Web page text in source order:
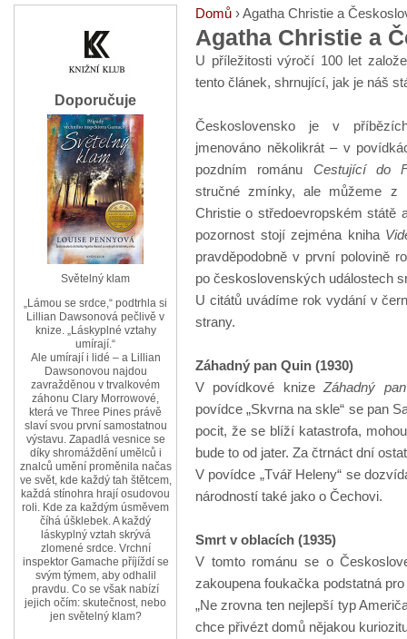
Domů › Agatha Christie a
Agatha Christie a
U příležitosti výročí 100 let
tento článek, shrnující, jak je náš
Československo je v
jmenováno několikrát – v
pozdním románu Cestující do
stručné zmínky, ale můžeme z
Christie o středoevropském státě
pozornost stojí zejména kniha
pravděpodobně v první polovině
po československých událostech
U citátů uvádíme rok vydání v
strany.
Záhadný pan Quin (1930)
V povídkové knizeZáhadný
povídce „Skvrna na skle“ se pan
pocit, že se blíží katastrofa,
bude to od jater. Za čtrnáct dní
V povídce „Tvář Heleny“ se
národností také jako o Čechovi.
Smrt v oblacích (1935)
V tomto románu se o
zakoupena foukačka podstatná
„Ne zrovna ten nejlepší typ
chce přivézt domů nějakou
Doporučuje
Světelný klam
„Lámou se srdce,“ podtrhla si
Lillian Dawsonová pečlivě v
knize. „Láskyplné vztahy
umírají.“
Ale umírají i lidé – a Lillian
Dawsonovou najdou
zavražděnou v trvalkovém
záhonu Clary Morrowové,
která ve Three Pines právě
slaví svou první samostatnou
výstavu. Zapadlá vesnice se
díky shromáždění umělců i
znalců umění proměnila načas
ve svět, kde každý tah štětcem,
každá stínohra hrají osudovou
roli. Kde za každým úsměvem
číhá úšklebek. A každý
láskyplný vztah skrývá
zlomené srdce. Vrchní
inspektor Gamache příjíždí se
svým týmem, aby odhalil
pravdu. Co se však nabízí
jejich očím: skutečnost, nebo
jen světelný klam?